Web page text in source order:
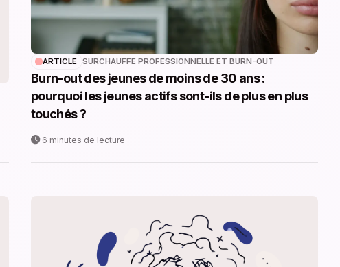
ARTICLE SURCHAUFFE PROFESSIONNELLE ET BURN-OUT
Burn-out des jeunes de moins de 30 ans :
pourquoi les jeunes actifs sont-ils de plus en plus
touchés ?
6 minutes de lecture